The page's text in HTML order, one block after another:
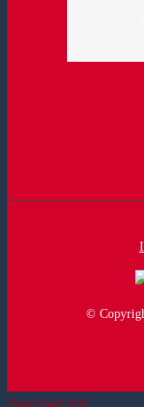
©
Page load link